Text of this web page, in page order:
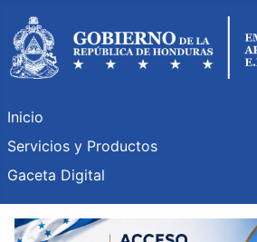
Inicio
Servicios y Productos
Gaceta Digital